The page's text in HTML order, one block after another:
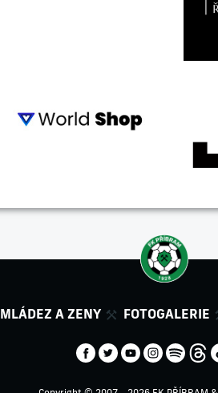
MLÁDEZ A ZENY FOTOGALERIE